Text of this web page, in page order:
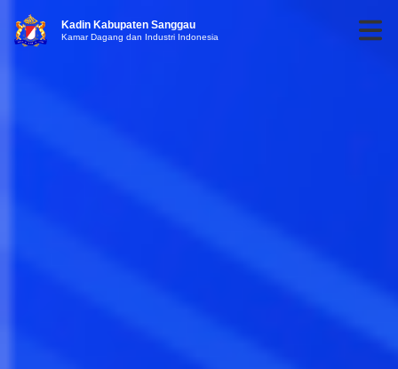
Kadin Kabupaten Sanggau
Kamar Dagang dan Industri Indonesia